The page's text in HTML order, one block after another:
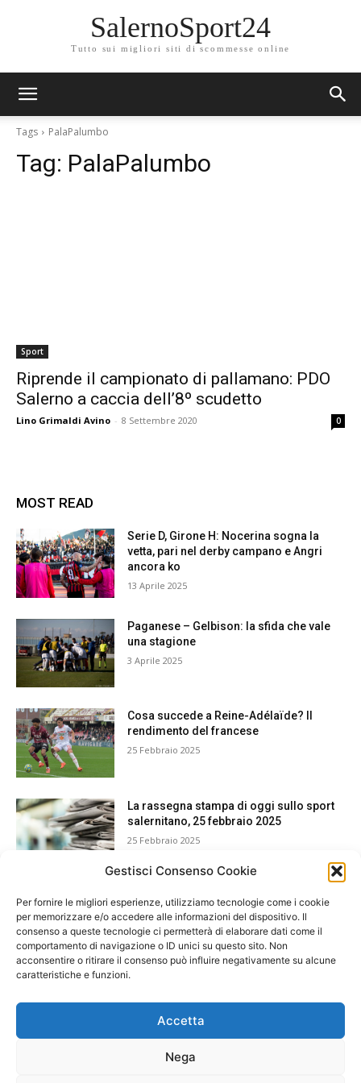
Gestisci Consenso Cookie
Per fornire le migliori esperienze, utilizziamo tecnologie come i cookie
per memorizzare e/o accedere alle informazioni del dispositivo. Il
consenso a queste tecnologie ci permetterà di elaborare dati come il
comportamento di navigazione o ID unici su questo sito. Non
acconsentire o ritirare il consenso può influire negativamente su alcune
caratteristiche e funzioni.
Accetta
Nega
SalernoSport24
Tutto sui migliori siti di scommesse online
Tags PalaPalumbo
Tag: PalaPalumbo
Sport
Riprende il campionato di pallamano: PDO
Salerno a caccia dell’8º scudetto
Lino Grimaldi Avino - 8 Settembre 2020 0
MOST READ
Serie D, Girone H: Nocerina sogna la
vetta, pari nel derby campano e Angri
ancora ko
13 Aprile 2025
Paganese – Gelbison: la sfida che vale
una stagione
3 Aprile 2025
Cosa succede a Reine-Adélaïde? Il
rendimento del francese
25 Febbraio 2025
La rassegna stampa di oggi sullo sport
salernitano, 25 febbraio 2025
25 Febbraio 2025